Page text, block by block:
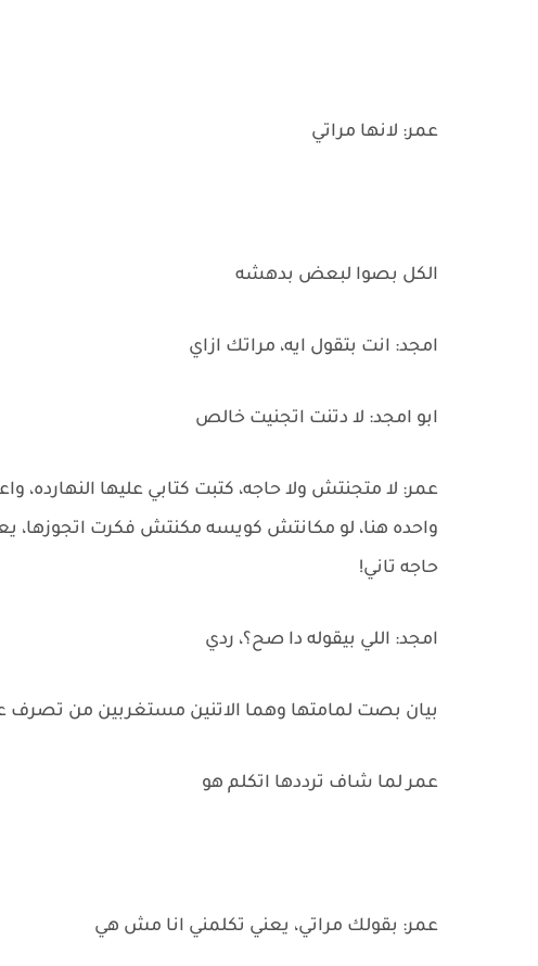
عمر: لانها مراتي
الكل بصوا لبعض بدهشه
امجد: انت بتقول ايه، مراتك ازاي
ابو امجد: لا دتنت اتجنيت خالص
عمر: لا متجنتش ولا حاجه، كتبت كتابي عليها
واحده هنا، لو مكانتش كويسه مكنتش فكرت اتجوزها،
حاجه تاني!
امجد: اللي بيقوله دا صح؟، ردي
بيان بصت لمامتها وهما الاتنين مستغربين من تصرف
عمر لما شاف ترددها اتكلم هو
عمر: بقولك مراتي، يعني تكلمني انا مش هي